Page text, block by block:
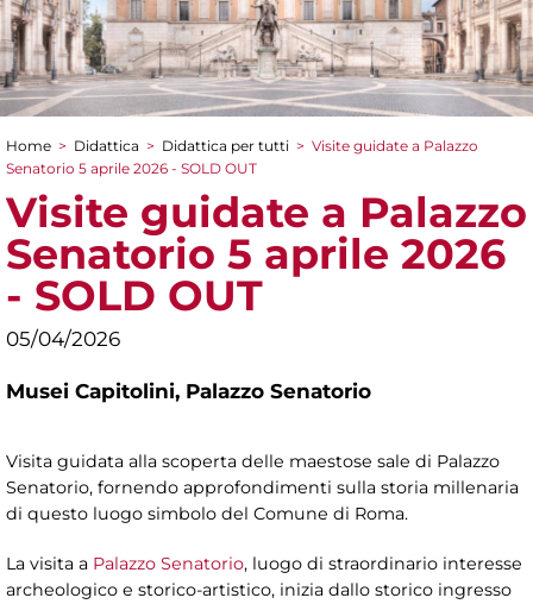
Tu sei qui
Home > Didattica > Didattica per tutti > Visite guidate a Palazzo
Senatorio 5 aprile 2026 - SOLD OUT
Visite guidate a Palazzo
Senatorio 5 aprile 2026
- SOLD OUT
05/04/2026
Musei Capitolini, Palazzo Senatorio
Visita guidata alla scoperta delle maestose sale di Palazzo
Senatorio, fornendo approfondimenti sulla storia millenaria
di questo luogo simbolo del Comune di Roma.
La visita a Palazzo Senatorio, luogo di straordinario interesse
archeologico e storico-artistico, inizia dallo storico ingresso